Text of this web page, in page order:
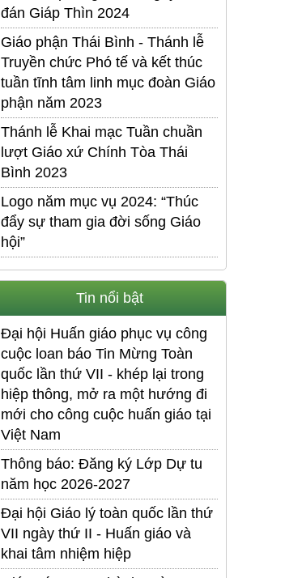
đán Giáp Thìn 2024
Giáo phận Thái Bình - Thánh lễ
Truyền chức Phó tế và kết thúc
tuần tĩnh tâm linh mục đoàn Giáo
phận năm 2023
Thánh lễ Khai mạc Tuần chuần
lượt Giáo xứ Chính Tòa Thái
Bình 2023
Logo năm mục vụ 2024: “Thúc
đẩy sự tham gia đời sống Giáo
hội”
Tin nổi bật
Đại hội Huấn giáo phục vụ công
cuộc loan báo Tin Mừng Toàn
quốc lần thứ VII - khép lại trong
hiệp thông, mở ra một hướng đi
mới cho công cuộc huấn giáo tại
Việt Nam
Thông báo: Đăng ký Lớp Dự tu
năm học 2026-2027
Đại hội Giáo lý toàn quốc lần thứ
VII ngày thứ II - Huấn giáo và
khai tâm nhiệm hiệp